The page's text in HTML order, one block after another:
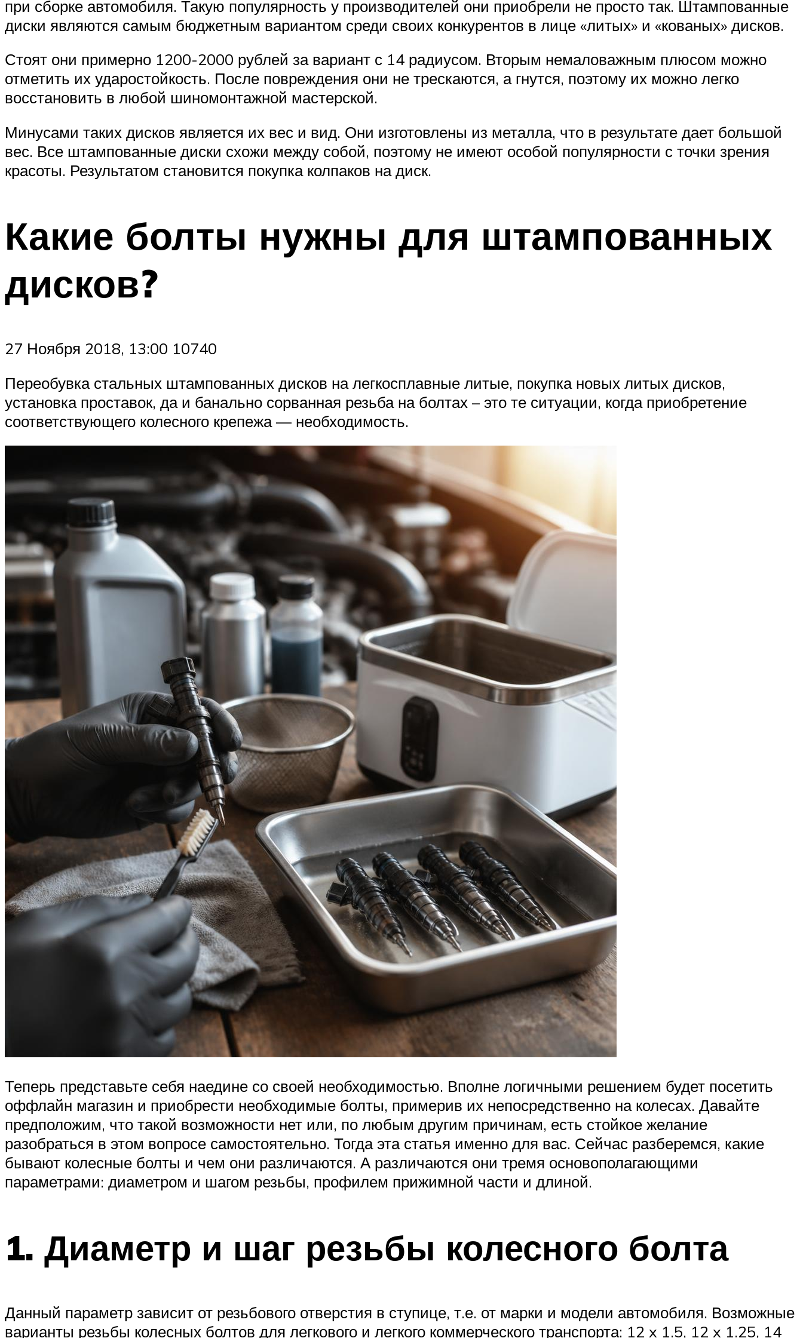
при сборке автомобиля. Такую популярность у производителей они приобрели не просто так. Штампованные
диски являются самым бюджетным вариантом среди своих конкурентов в лице «литых» и «кованых» дисков.
Стоят они примерно 1200-2000 рублей за вариант с 14 радиусом. Вторым немаловажным плюсом можно
отметить их ударостойкость. После повреждения они не трескаются, а гнутся, поэтому их можно легко
восстановить в любой шиномонтажной мастерской.
Минусами таких дисков является их вес и вид. Они изготовлены из металла, что в результате дает большой
вес. Все штампованные диски схожи между собой, поэтому не имеют особой популярности с точки зрения
красоты. Результатом становится покупка колпаков на диск.
Какие болты нужны для штампованных
дисков?
27 Ноября 2018, 13:00 10740
Переобувка стальных штампованных дисков на легкосплавные литые, покупка новых литых дисков,
установка проставок, да и банально сорванная резьба на болтах – это те ситуации, когда приобретение
соответствующего колесного крепежа — необходимость.
Теперь представьте себя наедине со своей необходимостью. Вполне логичными решением будет посетить
оффлайн магазин и приобрести необходимые болты, примерив их непосредственно на колесах. Давайте
предположим, что такой возможности нет или, по любым другим причинам, есть стойкое желание
разобраться в этом вопросе самостоятельно. Тогда эта статья именно для вас. Сейчас разберемся, какие
бывают колесные болты и чем они различаются. А различаются они тремя основополагающими
параметрами: диаметром и шагом резьбы, профилем прижимной части и длиной.
1. Диаметр и шаг резьбы колесного болта
Данный параметр зависит от резьбового отверстия в ступице, т.е. от марки и модели автомобиля. Возможные
варианты резьбы колесных болтов для легкового и легкого коммерческого транспорта: 12 x 1.5, 12 x 1.25, 14